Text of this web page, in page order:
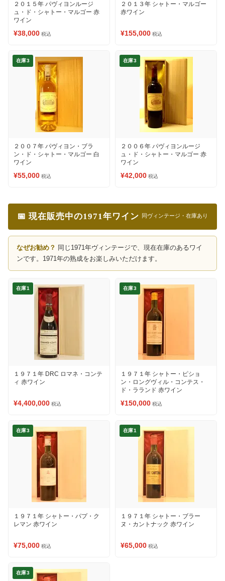
２０１５年 パヴィヨンルージ
ュ・ド・シャトー・マルゴー 赤
ワイン
¥38,000 税込
２０１３年 シャトー・マルゴー
赤ワイン
¥155,000 税込
在庫3
２００７年 パヴィヨン・ブラ
ン・ド・シャトー・マルゴー 白
ワイン
¥55,000 税込
在庫3
２００６年 パヴィヨンルージ
ュ・ド・シャトー・マルゴー 赤
ワイン
¥42,000 税込
📅 現在販売中の1971年ワイン 同ヴィンテージ・在庫あり
なぜお勧め？ 同じ1971年ヴィンテージで、現在在庫のあるワイ
ンです。1971年の熟成をお楽しみいただけます。
在庫1
１９７１年 DRC ロマネ・コンテ
ィ 赤ワイン
¥4,400,000 税込
在庫3
１９７１年 シャトー・ピショ
ン・ロングヴィル・コンテス・
ド・ラランド 赤ワイン
¥150,000 税込
在庫3
１９７１年 シャトー・パプ・ク
レマン 赤ワイン
¥75,000 税込
在庫1
１９７１年 シャトー・ブラー
ヌ・カントナック 赤ワイン
¥65,000 税込
在庫3